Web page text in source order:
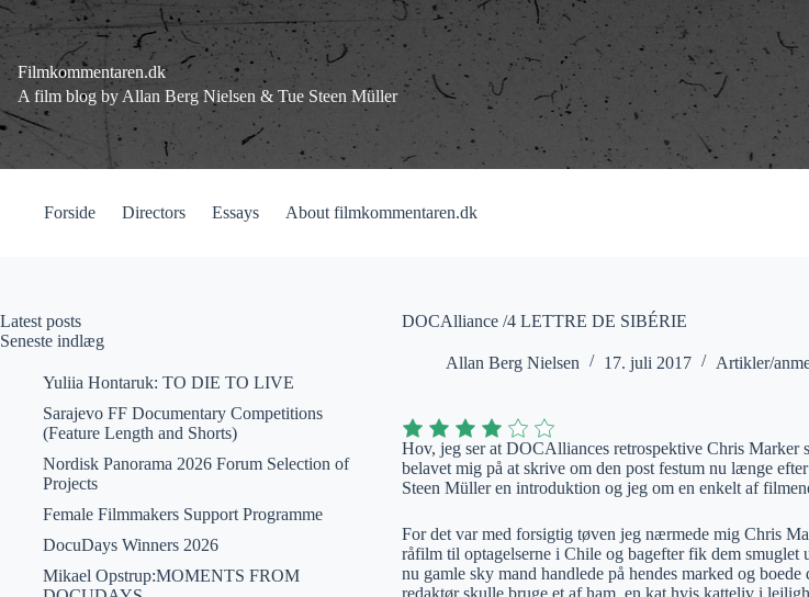
Fortsæt
til
indhold
Filmkommentaren.dk
A film blog by Allan Berg Nielsen & Tue Steen Müller
Forside Directors Essays About filmkommentaren.dk
DOCAlliance /4 LETTRE DE SIBÉRIE
Allan Berg Nielsen 17. juli 2017 Artikler/
Hov, jeg ser at DOCAlliances retrospektive Chris Marker
belavet mig på at skrive om den post festum nu længe
Steen Müller en introduktion og jeg om en enkelt af
For det var med forsigtig tøven jeg nærmede mig Chris
råfilm til optagelserne i Chile og bagefter fik dem smuglet
nu gamle sky mand handlede på hendes marked og
Latest posts
Seneste indlæg
Yuliia Hontaruk: TO DIE TO LIVE
Sarajevo FF Documentary Competitions
(Feature Length and Shorts)
Nordisk Panorama 2026 Forum Selection of
Projects
Female Filmmakers Support Programme
DocuDays Winners 2026
Mikael Opstrup:MOMENTS FROM